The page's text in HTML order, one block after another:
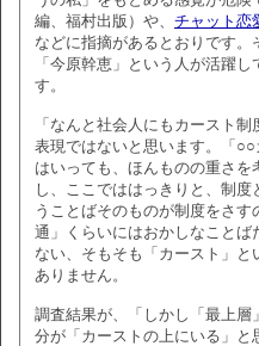
編、福村出版）や、 チャット恋
などに指摘があるとおりです。
「今原幹恵」という人が活躍
す。
「なんと社会人にもカースト
表現ではないと思います。「
はいっても、ほんものの重さ
し、ここでははっきりと、制
うことばそのものが制度をさ
通」くらいにはおかしなこと
ない、そもそも「カースト」
ありません。
調査結果が、「しかし「最上
分が「カーストの上にいる」